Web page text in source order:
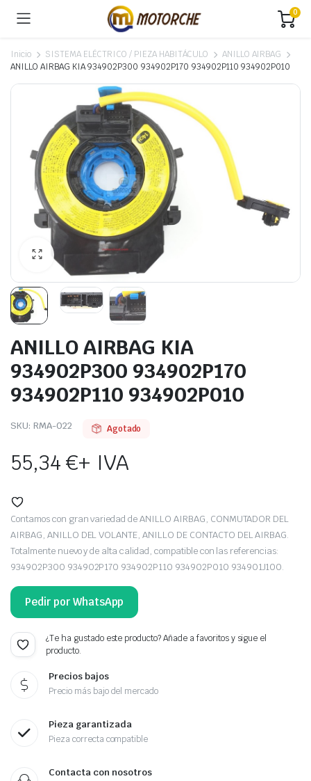
0
Inicio SISTEMA ELÉCTRICO / PIEZA HABITÁCULO
ANILLO AIRBAG
ANILLO AIRBAG KIA 934902P300 934902P170 934902P110 934902P010
ANILLO AIRBAG KIA
934902P300 934902P170
934902P110 934902P010
SKU: RMA-022 Agotado
55,34€+ IVA
Contamos con gran variedad de ANILLO AIRBAG, CONMUTADOR DEL
AIRBAG, ANILLO DEL VOLANTE, ANILLO DE CONTACTO DEL AIRBAG.
Totalmente nuevo y de alta calidad, compatible con las referencias:
934902P300 934902P170 934902P110 934902P010 934901J100.
Pedir por WhatsApp
¿Te ha gustado este producto? Añade a favoritos y sigue el
producto.
Precios bajos
Precio más bajo del mercado
Pieza garantizada
Pieza correcta compatible
Contacta con nosotros